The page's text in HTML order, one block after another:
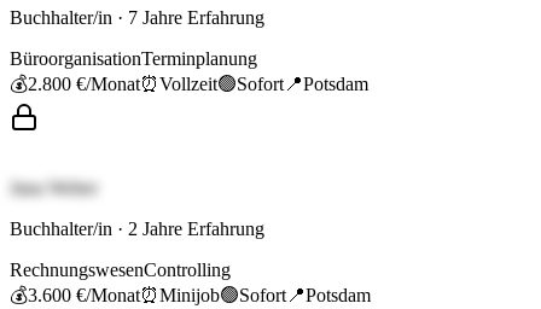
Buchhalter/in · 7 Jahre Erfahrung
BüroorganisationTerminplanung
💰2.800 €/Monat⏰Vollzeit🟢Sofort 📍Potsdam
Jana Weber
Buchhalter/in · 2 Jahre Erfahrung
RechnungswesenControlling
💰3.600 €/Monat⏰Minijob🟢Sofort 📍Potsdam